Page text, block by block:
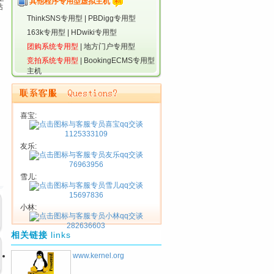
ThinkSNS专用型
PBDigg专用型
163k专用型
HDwiki专用型
团购系统专用型
地方门户专用型
竞拍系统专用型
BookingECMS专用型
主机
喜宝:
1125333109
友乐:
76963956
雪儿:
15697836
小林:
282636603
相关链接 links
www.kernel.org